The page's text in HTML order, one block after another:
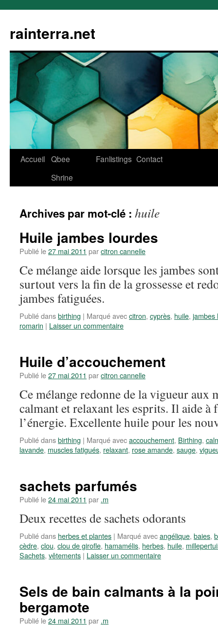
rainterra.net
Aller
Accueil Qbee
Shrine
Fanlistings Contact
Archives par mot-clé : huile
Huile jambes lourdes
Publié le27 mai 2011 parcitron cannelle
Ce mélange aide lorsque les jambes
surtout vers la fin de la grossesse et
jambes fatiguées.
Publié dansbirthing | Marqué aveccitron, cyprès, huile, jambes
romarin | Laisser un commentaire
Huile d’accouchement
Publié le27 mai 2011 parcitron cannelle
Ce mélange redonne de la vigueur aux
calmant et relaxant les esprits. Il aide à
l’énergie. Excellente huile pour les
Publié dansbirthing | Marqué avecaccouchement, Birthing,
lavande, muscles fatigués, relaxant, rose amande, sauge,
sachets parfumés
Publié le24 mai 2011 par .m
Deux recettes de sachets odorants
Publié dans herbes et plantes | Marqué avecangélique, baies,
cèdre, clou, clou de girofle, hamamélis, herbes, huile,
Sachets, vêtements | Laisser un commentaire
Sels de bain calmants à la
bergamote
Publié le24 mai 2011 par .m